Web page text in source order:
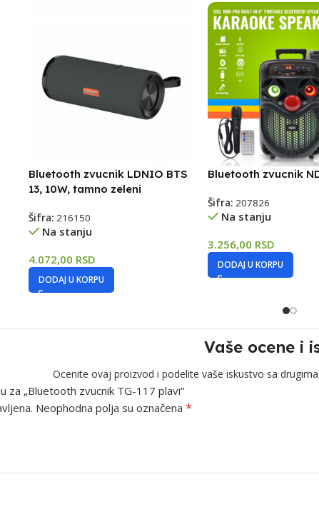
Bluetooth zvucnik LDNIO BTS
13, 10W, tamno zeleni
Šifra: 216150
Na stanju
4.072,00 RSD
DODAJ U KORPU
Bluetooth zvucnik
Šifra: 207826
Na stanju
3.256,00 RSD
DODAJ U KORPU
Vaše ocene i
Ocenite ovaj proizvod i podelite vaše iskustvo sa
za „Bluetooth zvucnik TG-117 plavi“
Neophodna polja su označena *